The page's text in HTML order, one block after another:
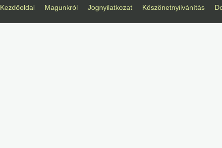
Kezdőoldal Magunkról Jognyilatkozat Köszönetnyilvánítás